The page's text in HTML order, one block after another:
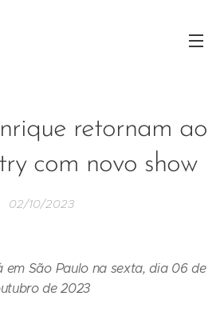
retornam ao
com novo show
02/10/2023
em São Paulo na sexta, dia 06 de
de 2023